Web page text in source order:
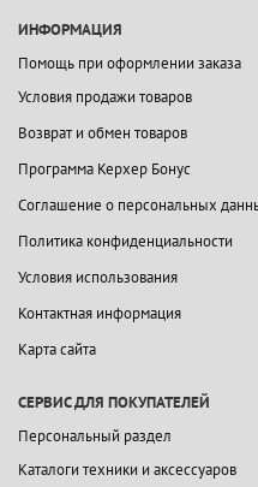
ИНФОРМАЦИЯ
Помощь при оформлении заказа
Условия продажи товаров
Возврат и обмен товаров
Программа Керхер Бонус
Соглашение о персональных
Политика конфиденциальности
Условия использования
Контактная информация
Карта сайта
СЕРВИС ДЛЯ ПОКУПАТЕЛЕЙ
Персональный раздел
Каталоги техники и аксессуаров